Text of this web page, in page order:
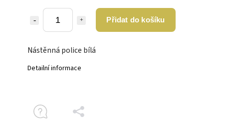
Přidat do košíku
Nástěnná police bílá
Detailní informace